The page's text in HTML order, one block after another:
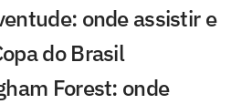
onde assistir e
do Brasil
Forest: onde